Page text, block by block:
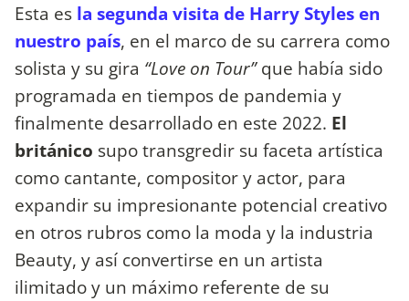
Esta es la segunda visita de Harry Styles en
nuestro país, en el marco de su carrera como
solista y su gira “Love on Tour”que había sido
programada en tiempos de pandemia y
finalmente desarrollado en este 2022. El
británico supo transgredir su faceta artística
como cantante, compositor y actor, para
expandir su impresionante potencial creativo
en otros rubros como la moda y la industria
Beauty, y así convertirse en un artista
ilimitado y un máximo referente de su